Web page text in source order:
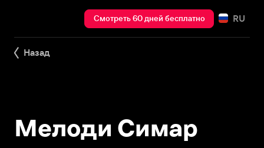
Смотреть 60 дней бесплатно RU
Назад
Мелоди Симар